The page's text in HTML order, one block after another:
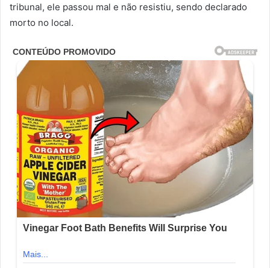
tribunal, ele passou mal e não resistiu, sendo declarado
morto no local.